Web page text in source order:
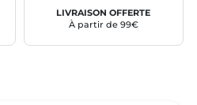
LIVRAISON OFFERTE
À partir de 99€